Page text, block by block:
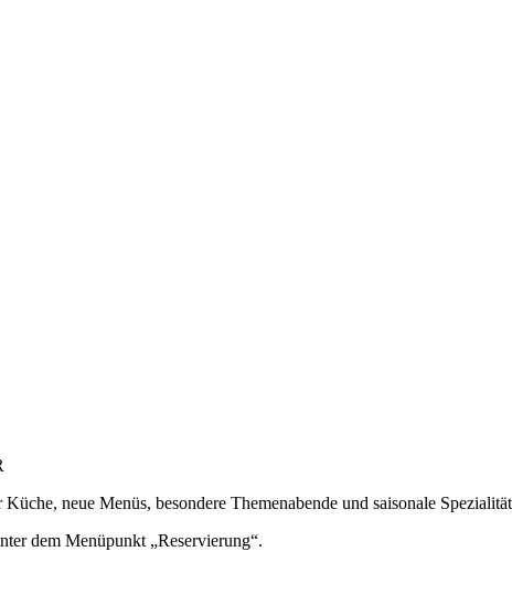
neue Menüs, besondere Themenabende und saisonale
dem Menüpunkt „Reservierung“.